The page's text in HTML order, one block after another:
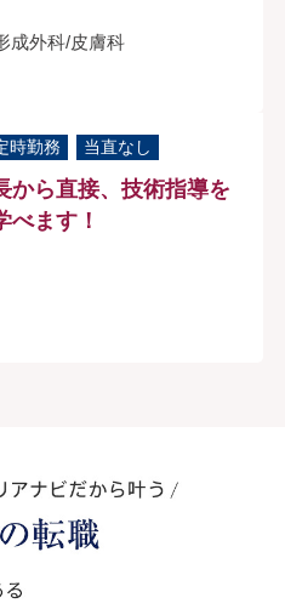
成外科/皮膚科
時勤務 当直なし
から直接、技術指導を
べます！